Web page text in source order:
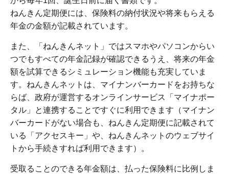
ねんきん定期便には、保険料の納付状況や将来もらえる
年金の金額が記載されています。
また、「ねんきんネット」ではスマホやパソコンからい
つでもすべての年金記録が確認できるうえ、将来の年金
額を試算できるシミュレーション機能も充実していま
す。ねんきんネットは、マイナンバーカードをお持ちな
らば、政府が運営するオンラインサービス「マイナポー
タル」と連携することですぐに利用できます（マイナン
バーカードがない場合も、ねんきん定期便に記載されて
いる「アクセスキー」や、ねんきんネットのウェブサイ
トから手続きすれば利用できます）。
受取ることのできる年金額は、払った保険料に比例しま